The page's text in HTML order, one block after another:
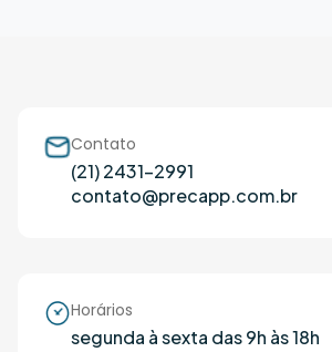
Contato
(21) 2431-2991
contato@precapp.com.br
Horários
segunda à sexta das 9h às 18h